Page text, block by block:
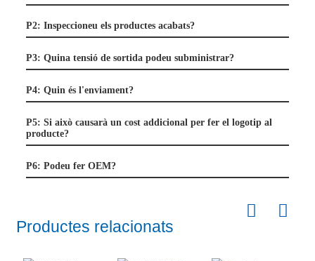
P2: Inspeccioneu els productes acabats?
P3: Quina tensió de sortida podeu subministrar?
P4: Quin és l'enviament?
P5: Si això causarà un cost addicional per fer el logotip al
producte?
P6: Podeu fer OEM?
Productes relacionats